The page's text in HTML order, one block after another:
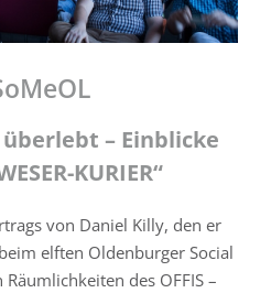
– Einblicke
KURIER“
von Daniel Killy, den er
elften Oldenburger Social
des OFFIS –